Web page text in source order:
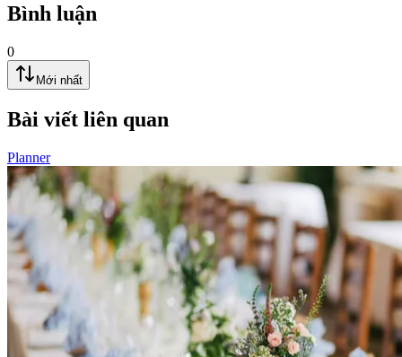
Bình luận
0
Mới nhất
Bài viết liên quan
Planner